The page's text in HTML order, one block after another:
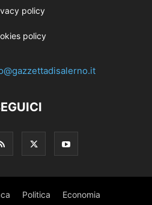
policy
policy
Politica Economia